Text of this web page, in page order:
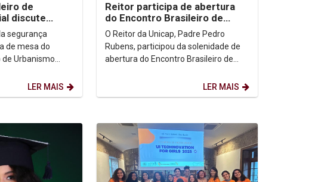
de
discute
Segurança
segurança
de mesa do
de Urbanismo
LER MAIS
Reitor participa de abertura
do Encontro Brasileiro de
Urbanismo Social
O Reitor da Unicap, Padre Pedro
Rubens, participou da solenidade de
abertura do Encontro Brasileiro de
LER MAIS